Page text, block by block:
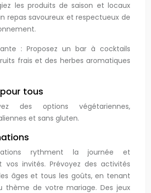
les produits de saison et locaux
repas savoureux et respectueux de
: Proposez un bar à cocktails
frais et des herbes aromatiques
tous
des options végétariennes,
et sans gluten.
rythment la journée et
vos invités. Prévoyez des activités
âges et tous les goûts, en tenant
thème de votre mariage. Des jeux